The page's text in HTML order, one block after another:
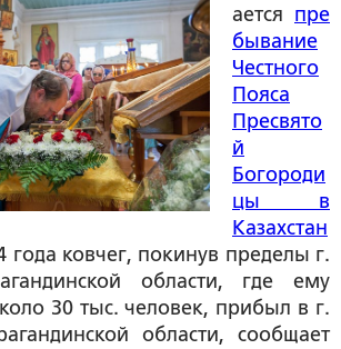
ается пре
бывание
Честного
Пояса
Пресвято
й
Богороди
цы в
Казахстан
года ковчег, покинув пределы г.
области, где ему
30 тыс. человек, прибыл в г.
области, сообщает